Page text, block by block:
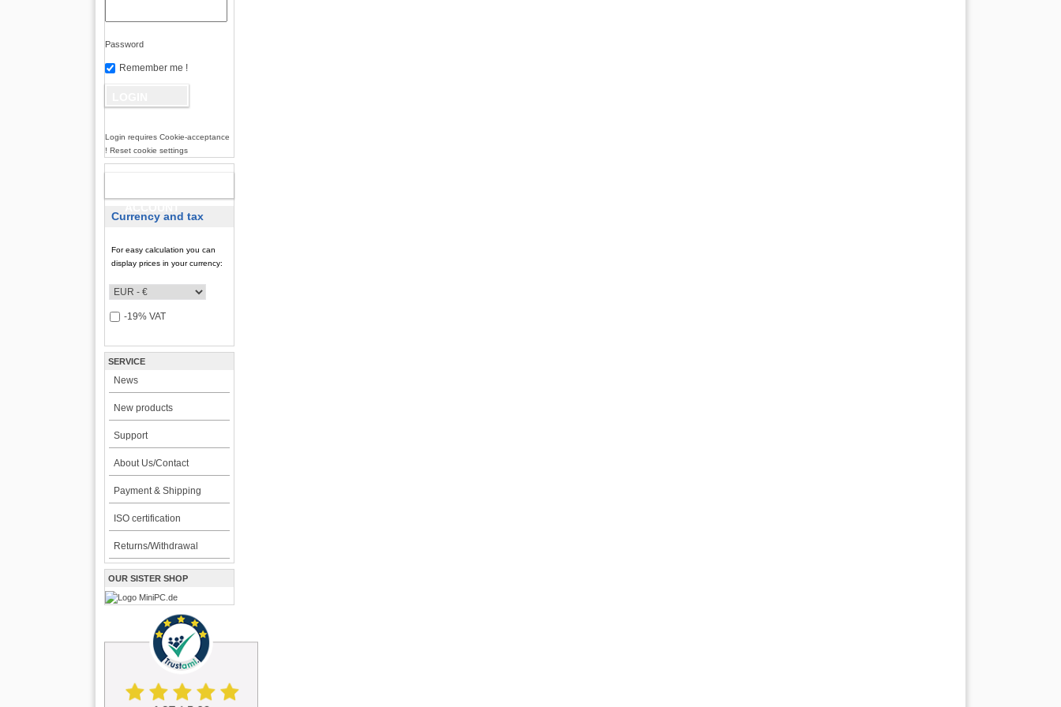
Password
Remember me !
Login requires Cookie-acceptance
! Reset cookie settings
Currency and tax
For easy calculation you can
display prices in your currency:
-19% VAT
SERVICE
News
New products
Support
About Us/Contact
Payment & Shipping
ISO certification
Returns/Withdrawal
OUR SISTER SHOP